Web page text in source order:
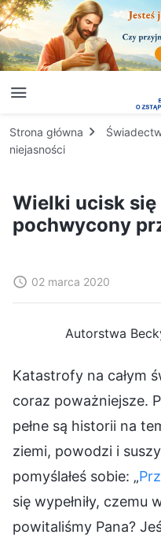
Strona główna
niejasności
Wielki ucisk
pochwycony
02 marca 2020
Autorstwa
Katastrofy na całym
coraz poważniejsze.
pełne są historii na
ziemi, powodzi i
pomyślałeś sobie: „
się wypełniły, czemu
powitaliśmy Pana?